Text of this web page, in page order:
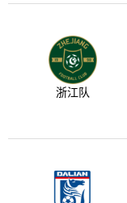
浙江队